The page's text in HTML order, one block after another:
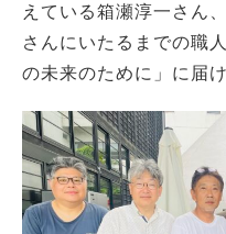
えている箱瀬淳一さん
さんにいたるまでの職
の未来のために」に届